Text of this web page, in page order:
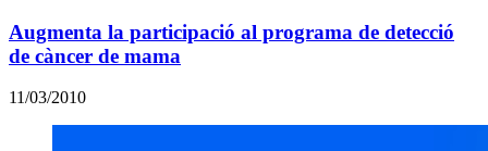
Augmenta la participació al programa de detecció
de càncer de mama
11/03/2010